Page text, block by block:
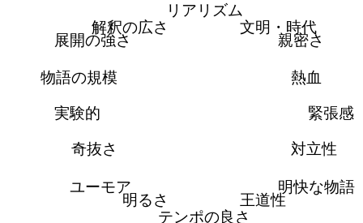
リアリズム
文明・時代
親密さ
熱血
緊張感
対立性
明快な物語
王道性
テンポの良さ
明るさ
ユーモア
奇抜さ
実験的
物語の規模
展開の強さ
解釈の広さ